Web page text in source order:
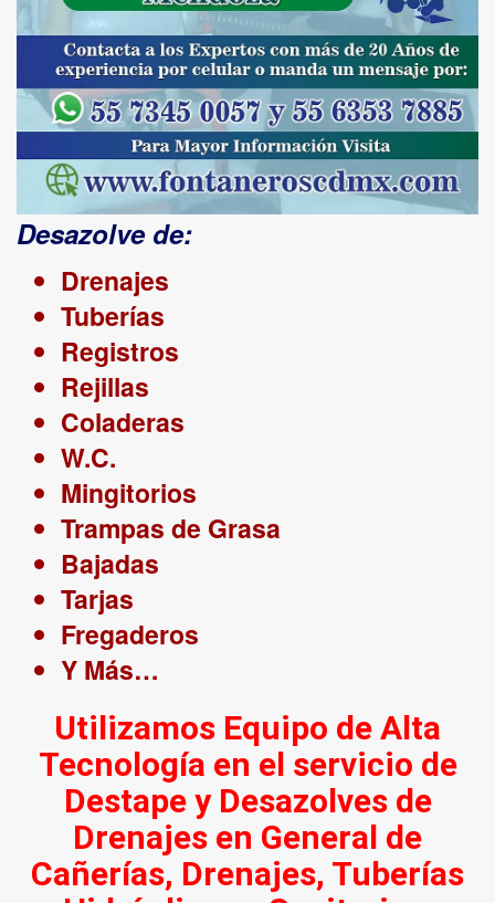
Desazolve de:
Drenajes
Tuberías
Registros
Rejillas
Coladeras
W.C.
Mingitorios
Trampas de Grasa
Bajadas
Tarjas
Fregaderos
Y Más…
Utilizamos Equipo de Alta
Tecnología en el servicio de
Destape y Desazolves de
Drenajes en General de
Cañerías, Drenajes, Tuberías